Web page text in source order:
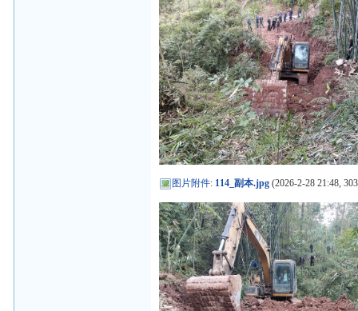
图片附件: 114_副本.jpg (2026-2-28 21:48,